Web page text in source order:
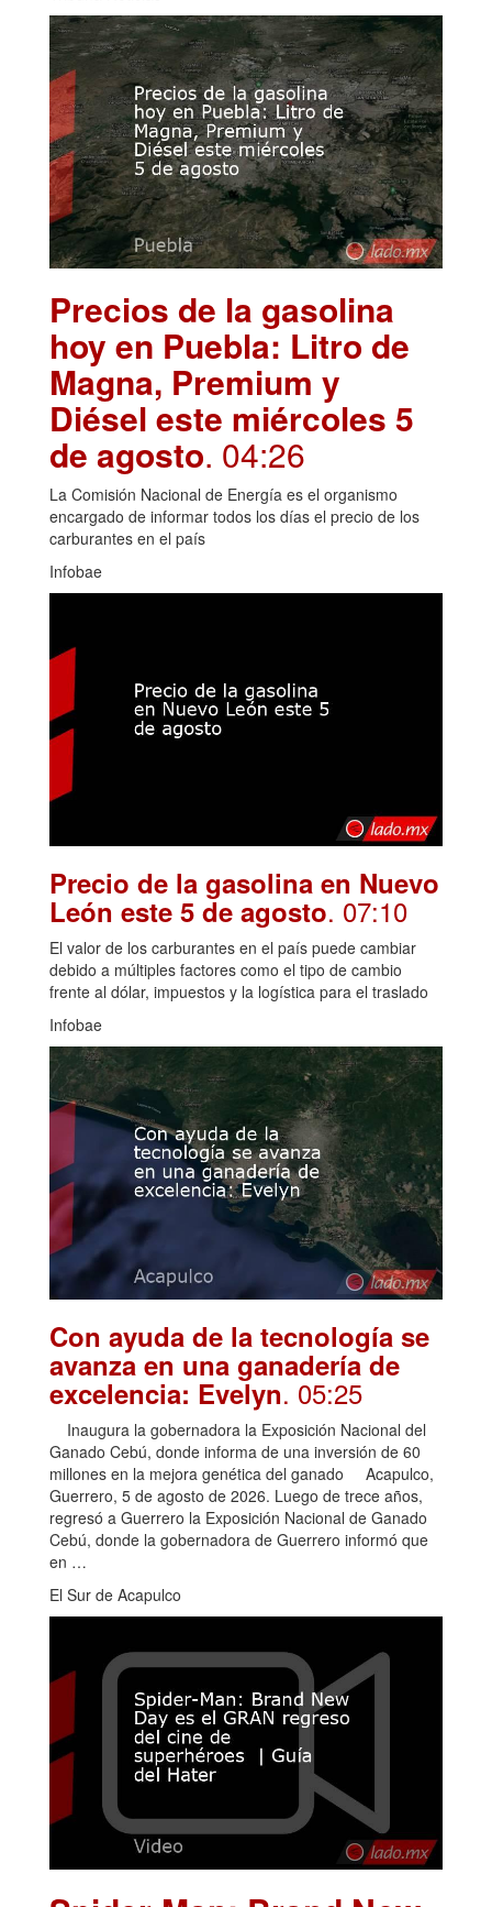
Precios de la gasolina
hoy en Puebla: Litro de
Magna, Premium y
Diésel este miércoles 5
de agosto. 04:26
La Comisión Nacional de Energía es el organismo
encargado de informar todos los días el precio de los
carburantes en el país
Infobae
Precio de la gasolina en Nuevo
León este 5 de agosto. 07:10
El valor de los carburantes en el país puede cambiar
debido a múltiples factores como el tipo de cambio
frente al dólar, impuestos y la logística para el traslado
Infobae
Con ayuda de la tecnología se
avanza en una ganadería de
excelencia: Evelyn. 05:25
Inaugura la gobernadora la Exposición Nacional del
Ganado Cebú, donde informa de una inversión de 60
millones en la mejora genética del ganado Acapulco,
Guerrero, 5 de agosto de 2026. Luego de trece años,
regresó a Guerrero la Exposición Nacional de Ganado
Cebú, donde la gobernadora de Guerrero informó que
en …
El Sur de Acapulco